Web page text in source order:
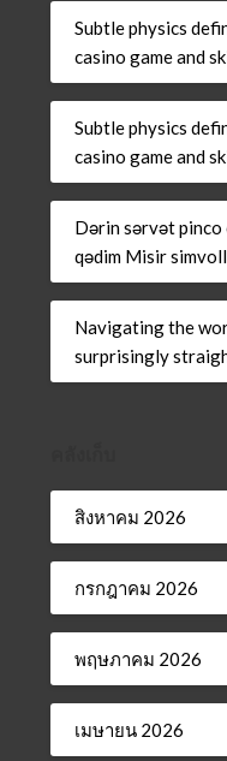
Subtle physics
casino game and
Subtle physics
casino game and
Dərin sərvət pinco
qədim Misir
Navigating the
surprisingly
สิงหาคม 2026
กรกฎาคม 2026
พฤษภาคม 2026
เมษายน 2026